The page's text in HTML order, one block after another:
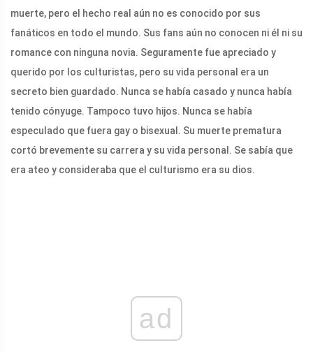
muerte, pero el hecho real aún no es conocido por sus
fanáticos en todo el mundo. Sus fans aún no conocen ni él ni su
romance con ninguna novia. Seguramente fue apreciado y
querido por los culturistas, pero su vida personal era un
secreto bien guardado. Nunca se había casado y nunca había
tenido cónyuge. Tampoco tuvo hijos. Nunca se había
especulado que fuera gay o bisexual. Su muerte prematura
cortó brevemente su carrera y su vida personal. Se sabía que
era ateo y consideraba que el culturismo era su dios.
ad